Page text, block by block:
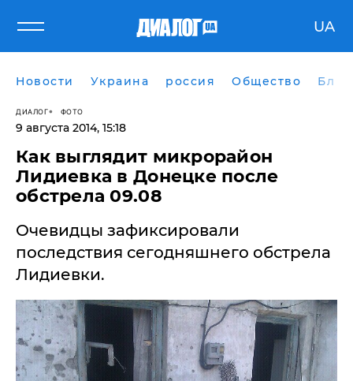
UA
Новости Украина россия Общество
ДИАЛОГ ФОТО
9 августа 2014, 15:18
Как выглядит микрорайон
Лидиевка в Донецке после
обстрела 09.08
Очевидцы зафиксировали
последствия сегодняшнего обстрела
Лидиевки.